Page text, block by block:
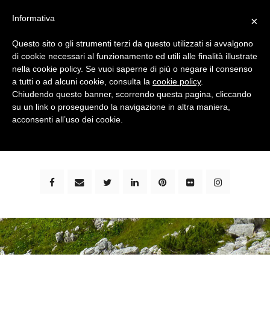
bimbi e viaggi - family travel blog: community #1 in
×
Informativa
Questo sito o gli strumenti terzi da questo utilizzati si avvalgono
di cookie necessari al funzionamento ed utili alle finalità illustrate
nella cookie policy. Se vuoi saperne di più o negare il consenso
a tutti o ad alcuni cookie, consulta la cookie policy.
Chiudendo questo banner, scorrendo questa pagina, cliccando
su un link o proseguendo la navigazione in altra maniera,
acconsenti all’uso dei cookie.